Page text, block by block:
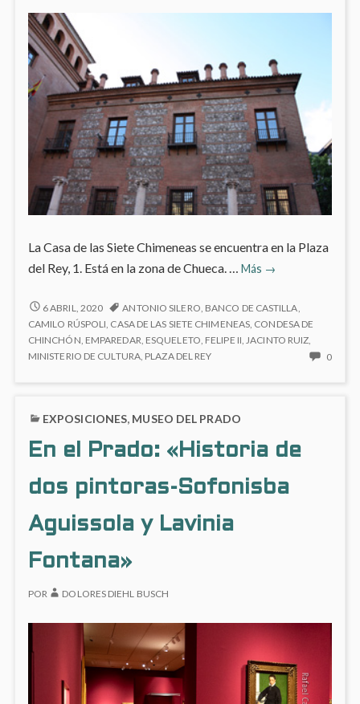
La Casa de las Siete Chimeneas se encuentra en la Plaza
del Rey, 1. Está en la zona de Chueca. … Más
Casa
las
Siete
Chimeneas
→
CASA
DE
LAS
SIETE
6 ABRIL, 2020 ANTONIO SILERO, BANCO DE CASTILLA,
CAMILO RÚSPOLI, CASA DE LAS SIETE CHIMENEAS, CONDESA DE
CHINCHÓN, EMPAREDAR, ESQUELETO, FELIPE II,JACINTO RUIZ,
MINISTERIO DE CULTURA, PLAZA DEL REY 0NO
EXPOSICIONES, MUSEO DEL PRADO
En el Prado: «Historia de
dos pintoras-Sofonisba
Aguissola y Lavinia
Fontana»
POR DOLORES DIEHL BUSCH